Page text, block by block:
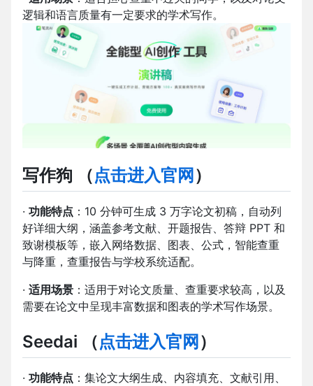
逻辑和语言质量有一定要求的学术写作。
写作狗 （点击进入官网 ）
· 功能特点 ：10 分钟可生成 3 万字论文初稿，自动列
好详细大纲，涵盖参考文献、开题报告、答辩 PPT 和
致谢模板等，嵌入网络数据、图表、公式，智能查重
与降重，查重报告与学校系统适配。
· 适用场景 ：适用于对论文质量、查重要求较高，以及
需要在论文中呈现丰富数据和图表的学术写作场景。
Seedai （点击进入官网 ）
· 功能特点 ：集论文大纲生成、内容填充、文献引用、